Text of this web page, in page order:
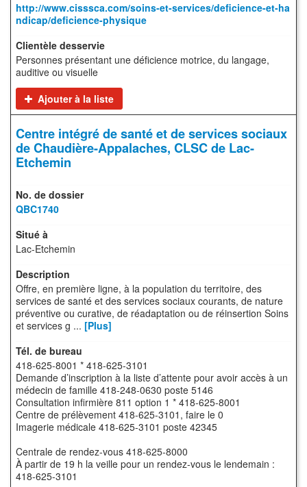
http://www.cisssca.com/soins-et-services/deficience-et-ha
ndicap/deficience-physique
Personnes présentant une déficience motrice, du langage,
auditive ou visuelle
Ajouter à la liste
Centre intégré de santé et de services sociaux
de Chaudière-Appalaches, CLSC de Lac-
Etchemin
QBC1740
Lac-Etchemin
Offre, en première ligne, à la population du territoire, des
services de santé et des services sociaux courants, de nature
préventive ou curative, de réadaptation ou de réinsertion Soins
et services g ... [Plus]
418-625-8001 * 418-625-3101
Demande d’inscription à la liste d’attente pour avoir accès à un
médecin de famille 418-248‑0630 poste 5146
Consultation infirmière 811 option 1 * 418-625-8001
Centre de prélèvement 418-625-3101, faire le 0
Imagerie médicale 418-625-3101 poste 42345
Centrale de rendez-vous 418-625-8000
À partir de 19 h la veille pour un rendez-vous le lendemain :
418-625-3101